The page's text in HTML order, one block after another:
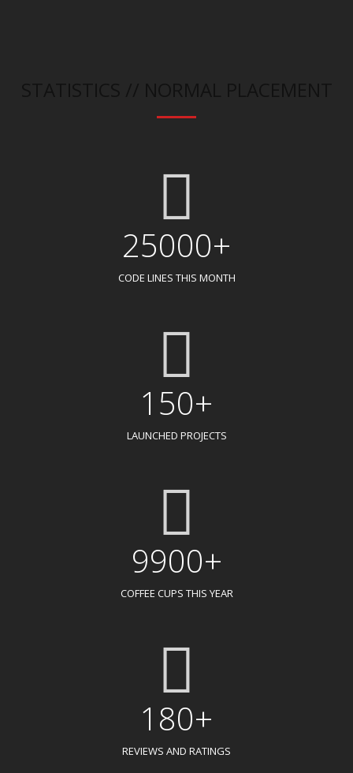
25000+
CODE LINES THIS MONTH
150+
LAUNCHED PROJECTS
9900+
COFFEE CUPS THIS YEAR
180+
REVIEWS AND RATINGS